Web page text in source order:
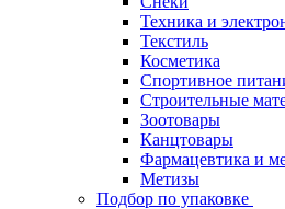
Техника и
Текстиль
Косметика
Спортивное
Строительные
Зоотовары
Канцтовары
Фармацевтика и
Метизы
Подбор по упаковке